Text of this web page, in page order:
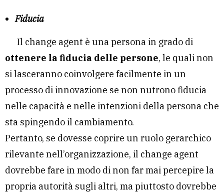
Fiducia
Il change agent è una persona in grado di
ottenere la fiducia delle persone, le quali non
si lasceranno coinvolgere facilmente in un
processo di innovazione se non nutrono fiducia
nelle capacità e nelle intenzioni della persona che
sta spingendo il cambiamento.
Pertanto, se dovesse coprire un ruolo gerarchico
rilevante nell’organizzazione, il change agent
dovrebbe fare in modo di non far mai percepire la
propria autorità sugli altri, ma piuttosto dovrebbe